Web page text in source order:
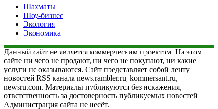
Шахматы
Шоу-бизнес
Экология
Экономика
Данный сайт не является коммерческим проектом. На этом
сайте ни чего не продают, ни чего не покупают, ни какие
услуги не оказываются. Сайт представляет собой ленту
новостей RSS канала news.rambler.ru, kommersant.ru,
newsru.com. Материалы публикуются без искажения,
ответственность за достоверность публикуемых новостей
Администрация сайта не несёт.